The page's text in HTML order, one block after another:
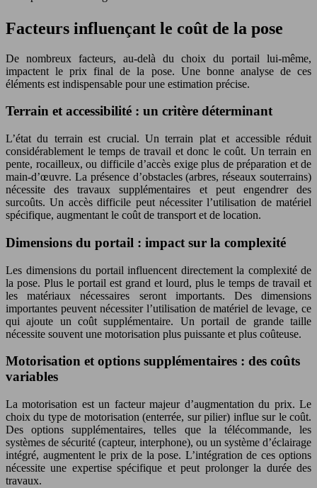
Facteurs influençant le coût de la pose
De nombreux facteurs, au-delà du choix du portail lui-même,
impactent le prix final de la pose. Une bonne analyse de ces
éléments est indispensable pour une estimation précise.
Terrain et accessibilité : un critère déterminant
L’état du terrain est crucial. Un terrain plat et accessible réduit
considérablement le temps de travail et donc le coût. Un terrain en
pente, rocailleux, ou difficile d’accès exige plus de préparation et de
main-d’œuvre. La présence d’obstacles (arbres, réseaux souterrains)
nécessite des travaux supplémentaires et peut engendrer des
surcoûts. Un accès difficile peut nécessiter l’utilisation de matériel
spécifique, augmentant le coût de transport et de location.
Dimensions du portail : impact sur la complexité
Les dimensions du portail influencent directement la complexité de
la pose. Plus le portail est grand et lourd, plus le temps de travail et
les matériaux nécessaires seront importants. Des dimensions
importantes peuvent nécessiter l’utilisation de matériel de levage, ce
qui ajoute un coût supplémentaire. Un portail de grande taille
nécessite souvent une motorisation plus puissante et plus coûteuse.
Motorisation et options supplémentaires : des coûts
variables
La motorisation est un facteur majeur d’augmentation du prix. Le
choix du type de motorisation (enterrée, sur pilier) influe sur le coût.
Des options supplémentaires, telles que la télécommande, les
systèmes de sécurité (capteur, interphone), ou un système d’éclairage
intégré, augmentent le prix de la pose. L’intégration de ces options
nécessite une expertise spécifique et peut prolonger la durée des
travaux.